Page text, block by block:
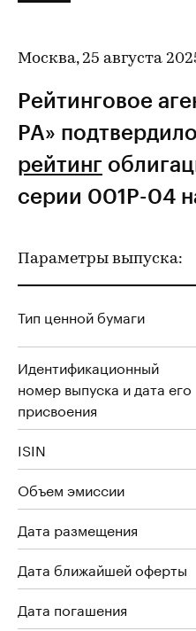
Москва, 25 августа
Рейтинговое
РА» подтвердило
рейтинг
серии 001P-04
Параметры выпуска:
Тип ценной бумаги
Идентификационный
номер выпуска и дата его
присвоения
ISIN
Объем эмиссии
Дата размещения
Дата ближайшей оферты
Дата погашения